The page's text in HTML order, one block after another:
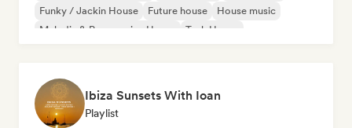
Funky / Jackin House
Future house
House music
Melodic & Progressive House
Tech House
Ibiza Sunsets With Ioan
Playlist